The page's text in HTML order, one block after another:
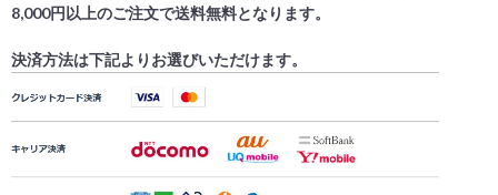
8,000円以上のご注文で送料無料となります。
決済方法は下記よりお選びいただけます。